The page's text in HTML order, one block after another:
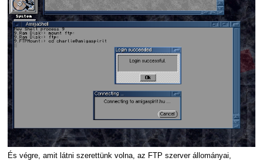
És végre, amit látni szerettünk volna, az FTP szerver állományai,